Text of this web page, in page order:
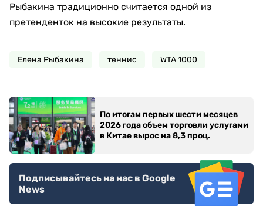
Рыбакина традиционно считается одной из
претенденток на высокие результаты.
Елена Рыбакина теннис WTA 1000
По итогам первых шести месяцев
2026 года объем торговли услугами
в Китае вырос на 8,3 проц.
Подписывайтесь на нас в Google
News